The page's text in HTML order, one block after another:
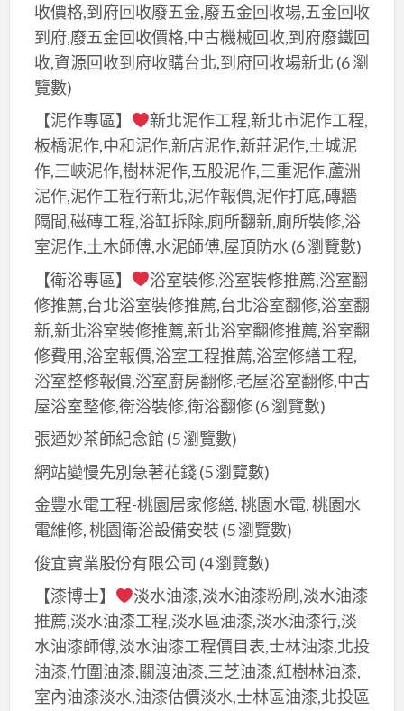
收價格,到府回收廢五金,廢五金回收場,五金回收
到府,廢五金回收價格,中古機械回收,到府廢鐵回
收,資源回收到府收購台北,到府回收場新北 (6 瀏
覽數)
【泥作專區】
新北泥作工程,新北市泥作工程,
板橋泥作,中和泥作,新店泥作,新莊泥作,土城泥
作,三峽泥作,樹林泥作,五股泥作,三重泥作,蘆洲
泥作,泥作工程行新北,泥作報價,泥作打底,磚牆
隔間,磁磚工程,浴缸拆除,廁所翻新,廁所裝修,浴
室泥作,土木師傅,水泥師傅,屋頂防水(6 瀏覽數)
【衛浴專區】
浴室裝修,浴室裝修推薦,浴室翻
修推薦,台北浴室裝修推薦,台北浴室翻修,浴室翻
新,新北浴室裝修推薦,新北浴室翻修推薦,浴室翻
修費用,浴室報價,浴室工程推薦,浴室修繕工程,
浴室整修報價,浴室廚房翻修,老屋浴室翻修,中古
屋浴室整修,衛浴裝修,衛浴翻修(6 瀏覽數)
張迺妙茶師紀念館 (5 瀏覽數)
網站變慢先別急著花錢(5 瀏覽數)
金豐水電工程-桃園居家修繕, 桃園水電, 桃園水
電維修, 桃園衛浴設備安裝 (5 瀏覽數)
俊宜實業股份有限公司 (4 瀏覽數)
【漆博士】
淡水油漆,淡水油漆粉刷,淡水油漆
推薦,淡水油漆工程,淡水區油漆,淡水油漆行,淡
水油漆師傅,淡水油漆工程價目表,士林油漆,北投
油漆,竹圍油漆,關渡油漆,三芝油漆,紅樹林油漆,
室內油漆淡水,油漆估價淡水,士林區油漆,北投區